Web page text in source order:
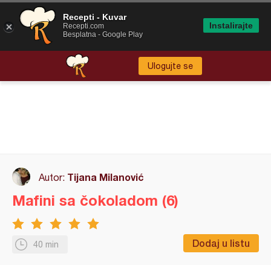
Ulogujte se
Autor: Tijana Milanović
40 min Dodaj u listu
Mafini sa čokoladom (6)
Recepti - Kuvar
Recepti.com
Besplatna - Google Play
Instalirajte